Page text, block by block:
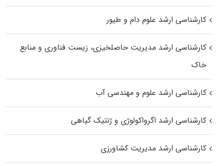
کارشناسی ارشد علوم دام و طیور
کارشناسی ارشد مدیریت حاصلخیزی، زیست فناوری و منابع
خاک
کارشناسی ارشد علوم و مهندسی آب
کارشناسی ارشد اگرواکولوژی و ژنتیک گیاهی
کارشناسی ارشد مدیریت کشاورزی